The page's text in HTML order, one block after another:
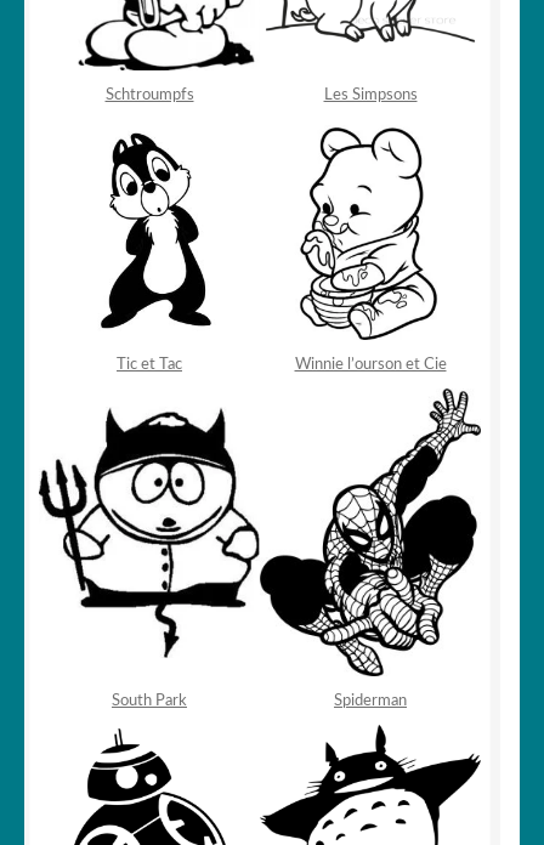
Schtroumpfs Les Simpsons
Tic et Tac Winnie l’ourson et Cie
South Park Spiderman